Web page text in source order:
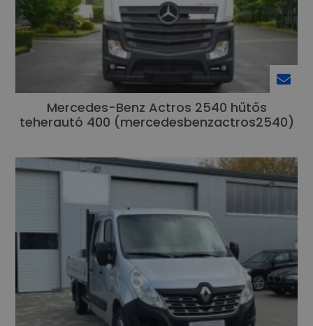
Mercedes-Benz Actros 2540 hűtős
teherautó 400 (mercedesbenzactros2540)